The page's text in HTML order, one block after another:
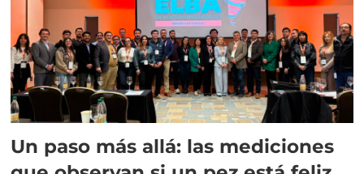
Un paso más allá: las mediciones